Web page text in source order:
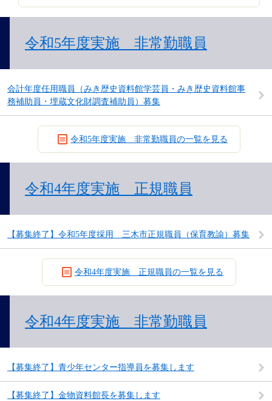
令和5年度実施 非常勤職員
会計年度任用職員（みき歴史資料館学芸員・みき歴史資料館事
務補助員・埋蔵文化財調査補助員）募集
令和5年度実施 非常勤職員の一覧を見る
令和4年度実施 正規職員
【募集終了】令和5年度採用 三木市正規職員（保育教諭）募集
令和4年度実施 正規職員の一覧を見る
令和4年度実施 非常勤職員
【募集終了】青少年センター指導員を募集します
【募集終了】金物資料館長を募集します